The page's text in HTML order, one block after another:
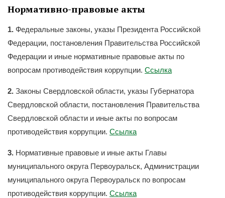
Нормативно-правовые акты
1. Федеральные законы, указы Президента Российской
Федерации, постановления Правительства Российской
Федерации и иные нормативные правовые акты по
вопросам противодействия коррупции. Ссылка
2. Законы Свердловской области, указы Губернатора
Свердловской области, постановления Правительства
Свердловской области и иные акты по вопросам
противодействия коррупции. Ссылка
3. Нормативные правовые и иные акты Главы
муниципального округа Первоуральск, Администрации
муниципального округа Первоуральск по вопросам
противодействия коррупции. Ссылка